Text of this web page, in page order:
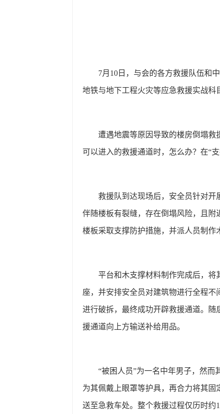
7月10日，与会的各方救援队伍和
地铁与地下工程火灾等应急救援实战
遭遇地震等原因导致的楼房倒塌
可以进入的救援通道时，怎么办？在“
救援队到达现场后，安全员针对
伴随楼板有裂缝，存在倒塌风险，且
楼板采取支撑防护措施，并派人员制作
平台和木支撑材料制作完成后，
座，并安排安全员对建筑物进行全程
进行破拆，最终成功开辟救援通道。
援通道向上方输送补给用品。
“被困人员”为一名中年男子，然
为其佩戴上眼罩等护具，再合力将其
送至急救车处。整个救援过程仅历时约